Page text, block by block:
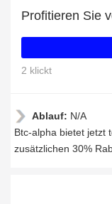
Profitieren Sie
2 klickt
Ablauf: N/A
Btc-alpha bietet jetzt
zusätzlichen 30%